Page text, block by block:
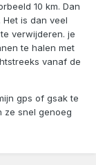
10 km. Dan
is dan veel
verwijderen. je
te halen met
vanaf de
gps of gsak te
ze snel genoeg